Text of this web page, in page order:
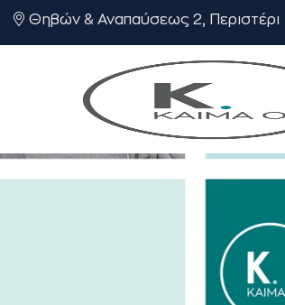
Θηβών & Αναπαύσεως 2, Περιστέρι